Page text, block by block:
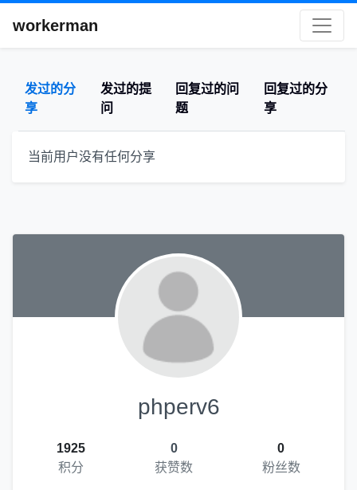
workerman
发过的分
享
发过的提
问
回复过的问
题
回复过的分
享
当前用户没有任何分享
phperv6
1925
积分
0
获赞数
0
粉丝数